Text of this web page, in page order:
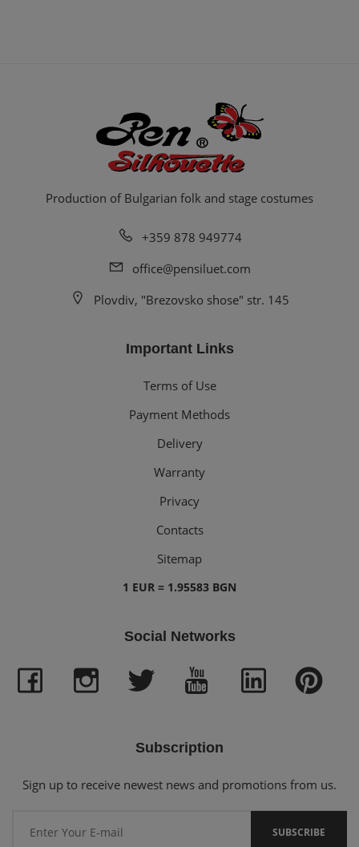
Production of Bulgarian folk and stage costumes
+359 878 949774
office@pensiluet.com
Plovdiv, "Brezovsko shose" str. 145
Important Links
Terms of Use
Payment Methods
Delivery
Warranty
Privacy
Contacts
Sitemap
1 EUR = 1.95583 BGN
Social Networks
Subscription
Sign up to receive newest news and promotions from us.